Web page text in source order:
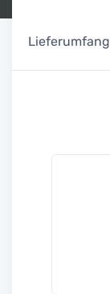
Lieferumfang